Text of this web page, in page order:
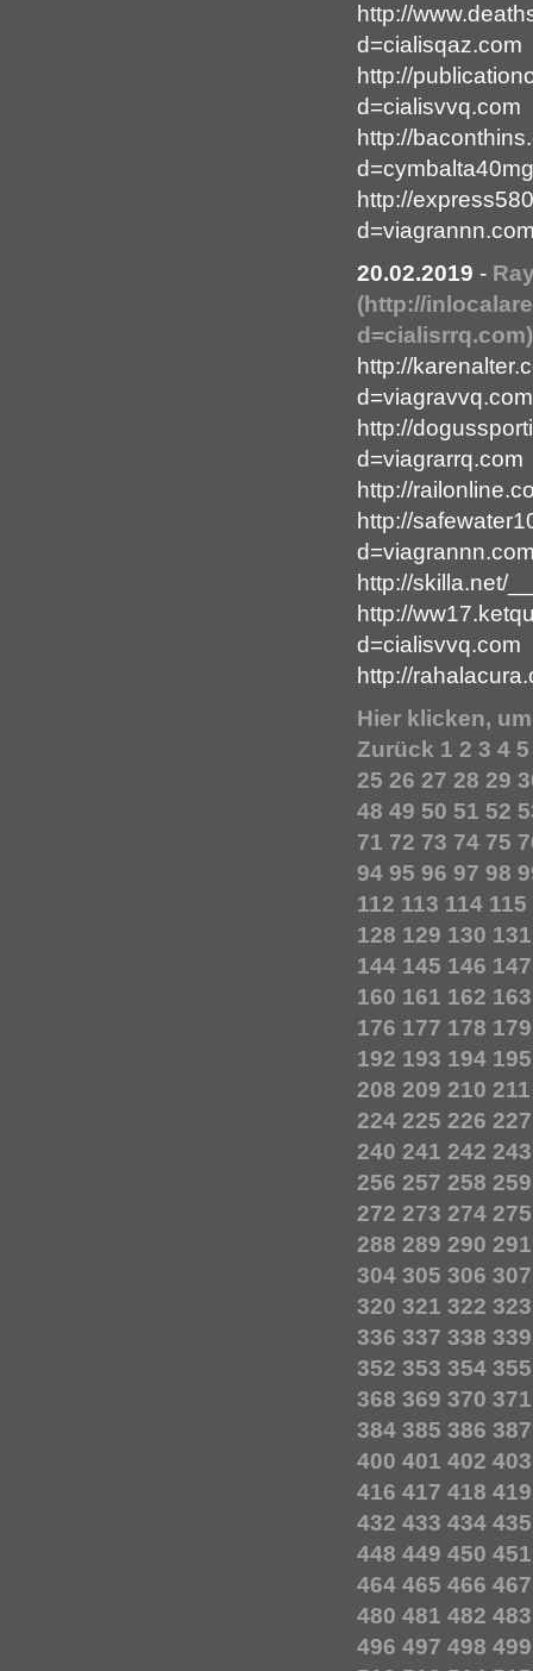
http://
d=cialisqaz.com
http://
d=cialisvvq.com
http://
http://
20.02.2019 -
(http://
d=cialisrrq.com)
http://
d=viagravvq.com
http://
d=viagrarrq.com
http://
http://
http://skilla.net/
http://
d=cialisvvq.com
http://
Hier klicken,
Zurück 1 2 3 4 5
25 26 27 28 29
48 49 50 51 52
71 72 73 74 75
94 95 96 97 98
112 113 114 115
128 129 130 131
144 145 146 147
160 161 162 163
176 177 178 179
192 193 194 195
208 209 210 211
224 225 226 227
240 241 242 243
256 257 258 259
272 273 274 275
288 289 290 291
304 305 306 307
320 321 322 323
336 337 338 339
352 353 354 355
368 369 370 371
384 385 386 387
400 401 402 403
416 417 418 419
432 433 434 435
448 449 450 451
464 465 466 467
480 481 482 483
496 497 498 499